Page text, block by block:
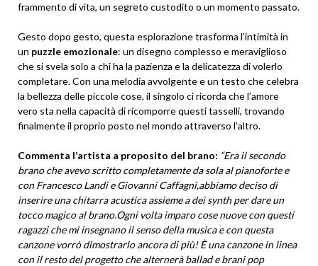
frammento di vita, un segreto custodito o un momento passato.
Gesto dopo gesto, questa esplorazione trasforma l’intimità in
un puzzle emozionale: un disegno complesso e meraviglioso
che si svela solo a chi ha la pazienza e la delicatezza di volerlo
completare. Con una melodia avvolgente e un testo che celebra
la bellezza delle piccole cose, il singolo ci ricorda che l’amore
vero sta nella capacità di ricomporre questi tasselli, trovando
finalmente il proprio posto nel mondo attraverso l’altro.
Commenta l’artista a proposito del brano: “Era il secondo
brano che avevo scritto completamente da sola al pianoforte e
con Francesco Landi e Giovanni Caffagni,abbiamo deciso di
inserire una chitarra acustica assieme a dei synth per dare un
tocco magico al brano.Ogni volta imparo cose nuove con questi
ragazzi che mi insegnano il senso della musica e con questa
canzone vorrò dimostrarlo ancora di più! È una canzone in linea
con il resto del progetto che alternerà ballad e brani pop